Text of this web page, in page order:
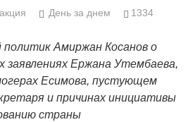
День за днем 1334
политик Амиржан Косанов о
заявлениях Ержана Утембаева,
Есимова, пустующем
и причинах инициативы
страны